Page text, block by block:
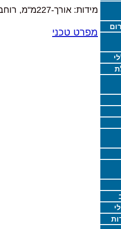
מידות: אורך-227מ"מ, רוחב-149מ"מ, גובה-176מ"מ,
מפרט טכני